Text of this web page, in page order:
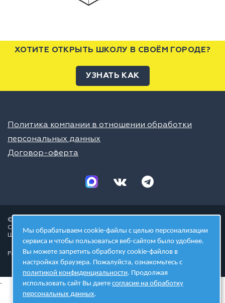
ХОТИТЕ ОТКРЫТЬ ШКОЛУ В СВОЁМ ГОРОДЕ?
УЗНАТЬ КАК
Политика компании в отношении обработки
персональных данных
Договор-оферта
© 2026 ШЦТ
Сеть центров молодёжного инновационного творчества
Школа цифровых технологий
Разработано в студии
.
Мы обрабатываем cookie-файлы с целью персонализации
сервиса и чтобы пользоваться веб-сайтом было удобнее.
Вы можете запретить обработку cookie-файлов в
настройках браузера. Пожалуйста, ознакомьтесь с
политикой конфиденциальности. Продолжая
использовать сайт Вы даетесогласие на обработку
персональных данных.